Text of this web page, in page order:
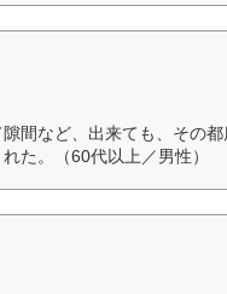
間など、出来ても、その
た。（60代以上／男性）